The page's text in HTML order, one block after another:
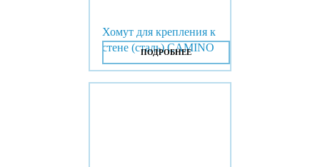
Хомут для крепления к
стене (сталь) CAMINO
ПОДРОБНЕЕ